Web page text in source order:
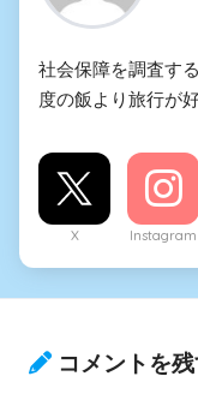
社会保障を調査す
度の飯より旅行が好
X Instagram
コメントを